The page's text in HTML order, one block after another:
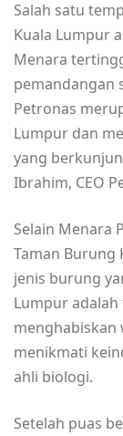
Salah satu
Kuala Lumpur
Menara
pemandangan
Petronas
Lumpur dan
yang
Ibrahim, CEO
Selain Menara
Taman Burung
jenis burung
Lumpur
menghabiskan
menikmati
ahli biologi.
Setelah puas